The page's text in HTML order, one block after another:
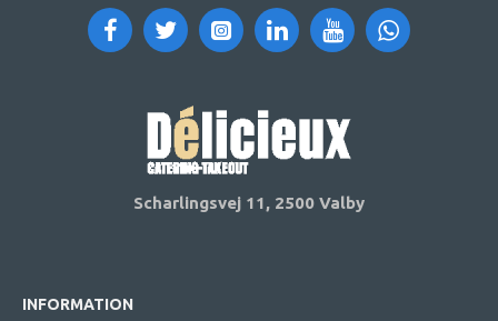
Scharlingsvej 11, 2500 Valby
INFORMATION